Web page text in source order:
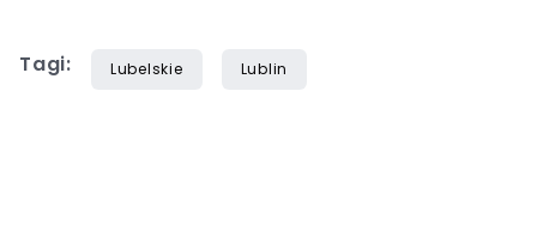
Tagi: Lubelskie Lublin